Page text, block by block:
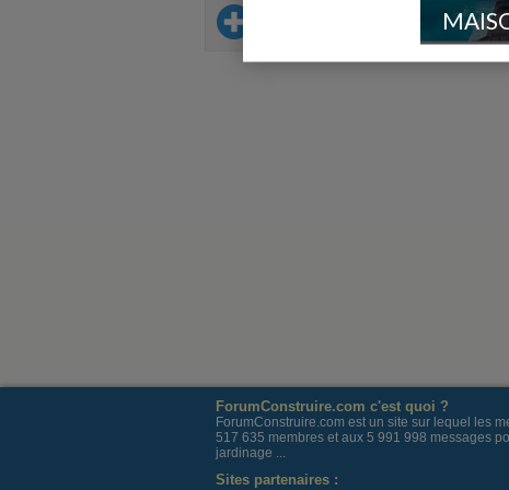
Sur le même thème
ForumConstruire.com c'est quoi ?
ForumConstruire.com est un site sur lequel les
517 635 membres et aux 5 991 998 messages
jardinage ...
Sites partenaires :